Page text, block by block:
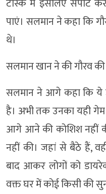
टास्क में इसलिए सपोर्ट
पाएं। सलमान ने कहा कि
थे।
सलमान खान ने की गौरव
सलमान ने आगे कहा कि ये
है। अभी तक उनका यही
आगे आने की कोशिश नहीं
नहीं की। जहां से बैठे हैं,
बाद आकर लोगों को
वक्त घर में कोई किसी की